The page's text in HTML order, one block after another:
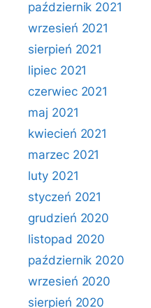
październik 2021
wrzesień 2021
sierpień 2021
lipiec 2021
czerwiec 2021
maj 2021
kwiecień 2021
marzec 2021
luty 2021
styczeń 2021
grudzień 2020
listopad 2020
październik 2020
wrzesień 2020
sierpień 2020